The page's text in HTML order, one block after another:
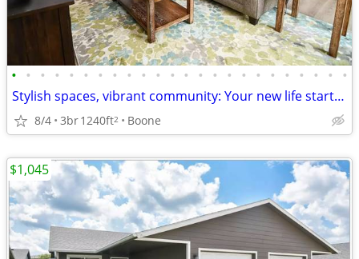
• • • • • • • • • • • • • • • • • • • • • • • •
Stylish spaces, vibrant community: Your new life starts here!
8/4 3br1240ft2 Boone
$1,045